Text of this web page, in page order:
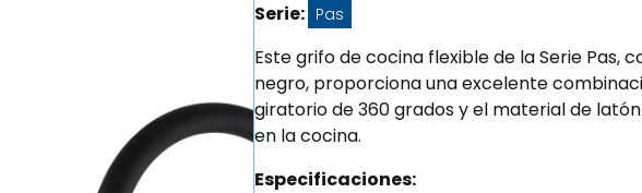
Serie: Pas
Este grifo de cocina flexible de la Serie Pas,
negro, proporciona una excelente
giratorio de 360 grados y el material de
en la cocina.
Especificaciones: